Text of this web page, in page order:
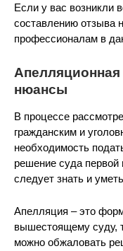
Если у вас возникли
составлению отзыва
профессионалам в
нюансы
В процессе
гражданским и
необходимость
решение суда первой
следует знать и
Апелляция – это
вышестоящему суду,
можно обжаловать